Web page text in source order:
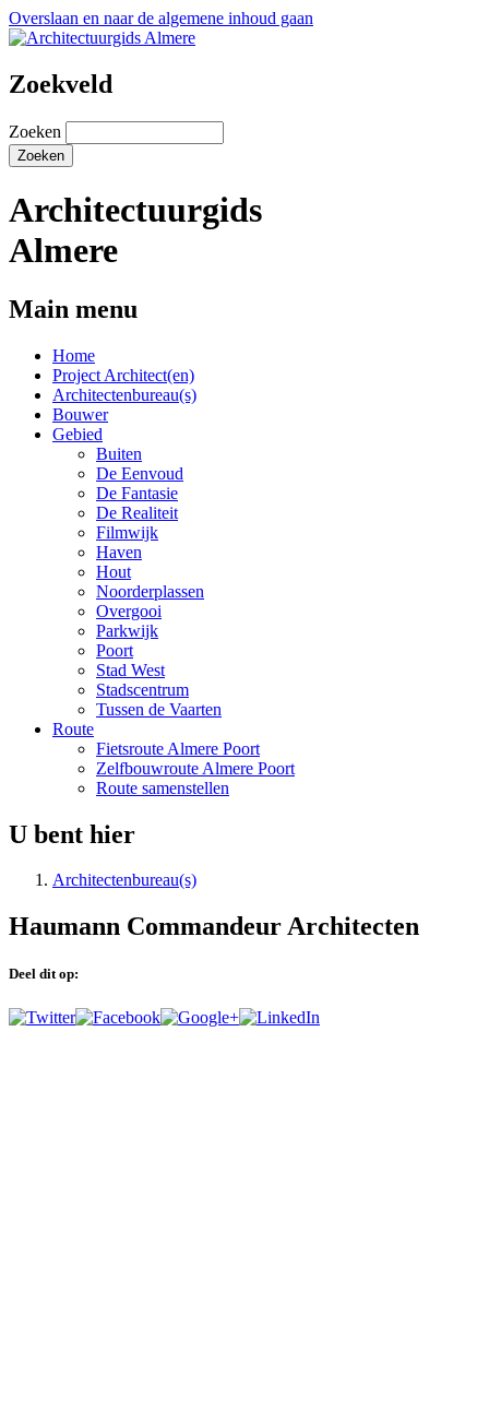
Overslaan en naar de algemene inhoud gaan
Zoekveld
Zoeken
Architectuurgids
Almere
Main menu
Home
Project Architect(en)
Architectenbureau(s)
Bouwer
Gebied
Buiten
De Eenvoud
De Fantasie
De Realiteit
Filmwijk
Haven
Hout
Noorderplassen
Overgooi
Parkwijk
Poort
Stad West
Stadscentrum
Tussen de Vaarten
Route
Fietsroute Almere Poort
Zelfbouwroute Almere Poort
Route samenstellen
U bent hier
Architectenbureau(s)
Haumann Commandeur Architecten
Deel dit op: